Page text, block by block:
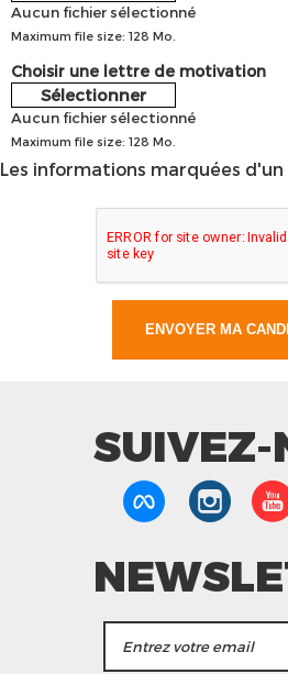
Aucun fichier sélectionné
Maximum file size: 128 Mo.
Choisir une lettre de motivation
Sélectionner
Aucun fichier sélectionné
Maximum file size: 128 Mo.
Les informations marquées d'un
SUIVEZ-